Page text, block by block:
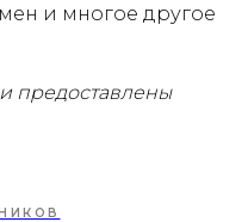
и многое другое
предоставлены